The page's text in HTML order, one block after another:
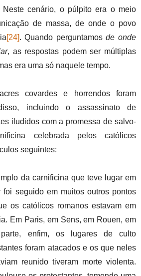
Neste cenário, o púlpito era o meio
de massa, de onde o povo
[24]. Quando perguntamosde onde
, as respostas podem ser múltiplas
era uma só naquele tempo.
covardes e horrendos foram
incluindo o assassinato de
iludidos com a promessa de salvo-
celebrada pelos católicos
seguintes:
da carnificina que teve lugar em
foi seguido em muitos outros pontos
os católicos romanos estavam em
Em Paris, em Sens, em Rouen, em
enfim, os lugares de culto
foram atacados e os que neles
reunido tiveram morte violenta.